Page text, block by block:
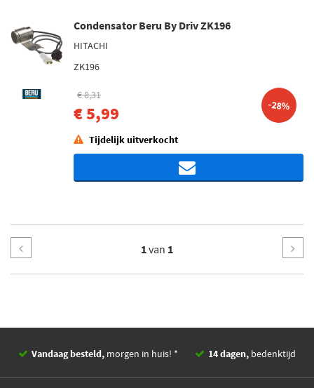
Condensator Beru By Driv ZK196
HITACHI
ZK196
€ 8,31
€ 5,99 -28%
Tijdelijk uitverkocht
1van 1
Vandaag besteld, morgen in huis! * 14 dagen, bedenktijd